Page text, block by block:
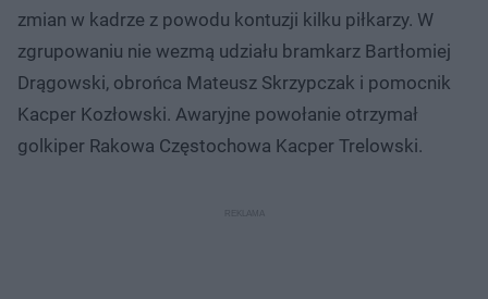
zmian w kadrze z powodu kontuzji kilku piłkarzy. W
zgrupowaniu nie wezmą udziału bramkarz Bartłomiej
Drągowski, obrońca Mateusz Skrzypczak i pomocnik
Kacper Kozłowski. Awaryjne powołanie otrzymał
golkiper Rakowa Częstochowa Kacper Trelowski.